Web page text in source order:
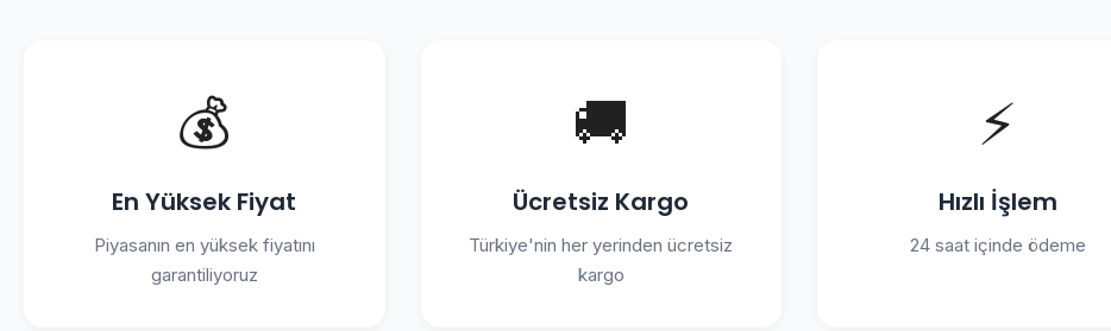
💰
En Yüksek Fiyat
Piyasanın en yüksek fiyatını
garantiliyoruz
🚚
Ücretsiz Kargo
Türkiye'nin her yerinden ücretsiz
kargo
⚡
Hızlı İşlem
24 saat içinde ödeme